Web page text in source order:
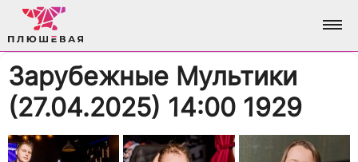
ФОТО
АЛЬБОМЫ
О НАС
Зарубежные Мультики
(27.04.2025) 14:00 1929